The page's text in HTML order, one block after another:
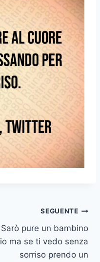
SEGUENTE
Sarò pure un bambino
io ma se ti vedo senza
sorriso prendo un